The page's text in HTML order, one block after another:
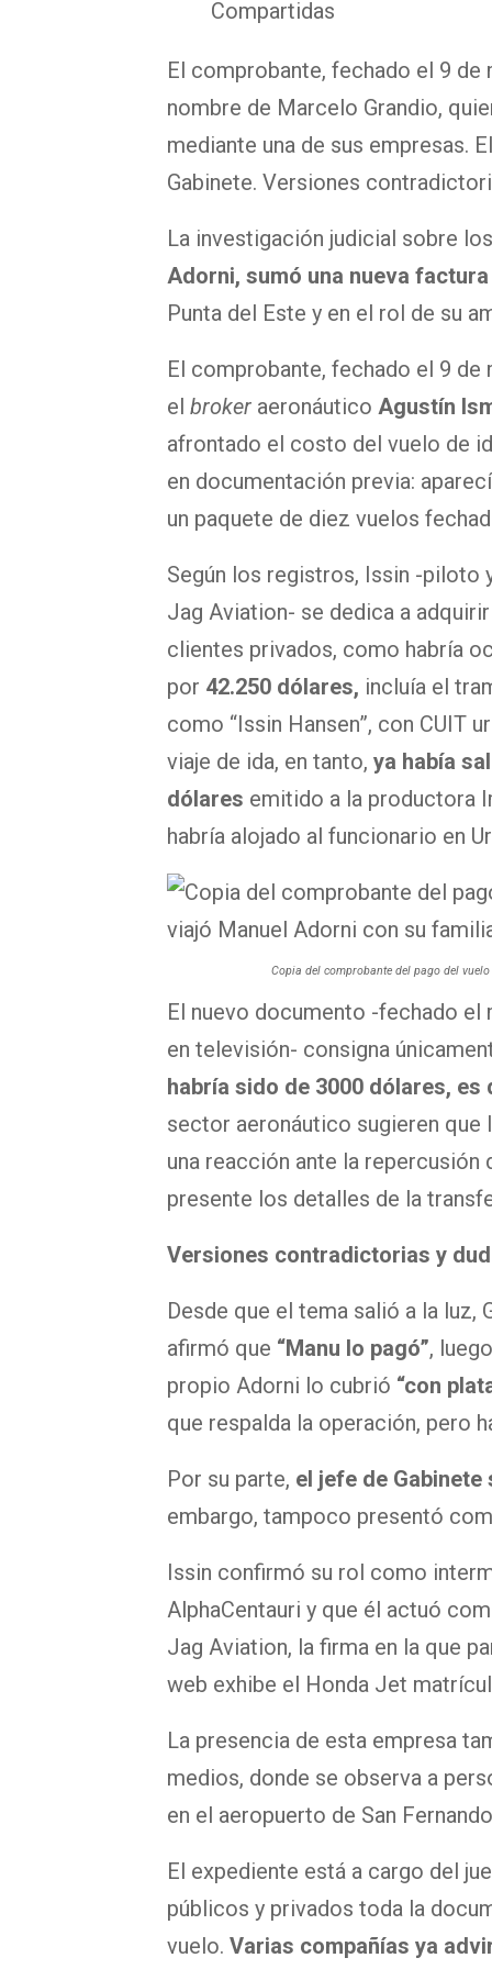
Compartidas
El comprobante, fechado el 9
nombre de Marcelo Grandio,
mediante una de sus empresas.
Gabinete. Versiones
La investigación judicial sobre
Adorni, sumó una nueva factura
Punta del Este y en el rol de su
El comprobante, fechado el 9
el broker aeronáutico Agustín
afrontado el costo del vuelo de
en documentación previa:
un paquete de diez vuelos
Según los registros, Issin -piloto
Jag Aviation- se dedica a
clientes privados, como habría
por 42.250 dólares, incluía el
como “Issin Hansen”, con CUIT
viaje de ida, en tanto, ya había
dólares emitido a la productora
habría alojado al funcionario en
Copia del comprobante del pago del
El nuevo documento -fechado
en televisión- consigna
habría sido de 3000 dólares,
sector aeronáutico sugieren
una reacción ante la repercusión
presente los detalles de la
Versiones contradictorias y
Desde que el tema salió a la
afirmó que “Manu lo pagó”,
propio Adorni lo cubrió “con
que respalda la operación, pero
Por su parte, el jefe de
embargo, tampoco presentó
Issin confirmó su rol como
AlphaCentauri y que él actuó
Jag Aviation, la firma en la que
web exhibe el Honda Jet
La presencia de esta empresa
medios, donde se observa a
en el aeropuerto de San
El expediente está a cargo del
públicos y privados toda la
vuelo. Varias compañías ya